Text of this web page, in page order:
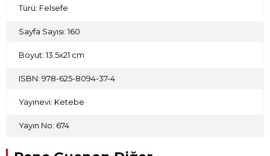
Türü: Felsefe
Sayfa Sayısı: 160
Boyut: 13.5x21 cm
ISBN: 978-625-8094-37-4
Yayınevi: Ketebe
Yayın No: 674